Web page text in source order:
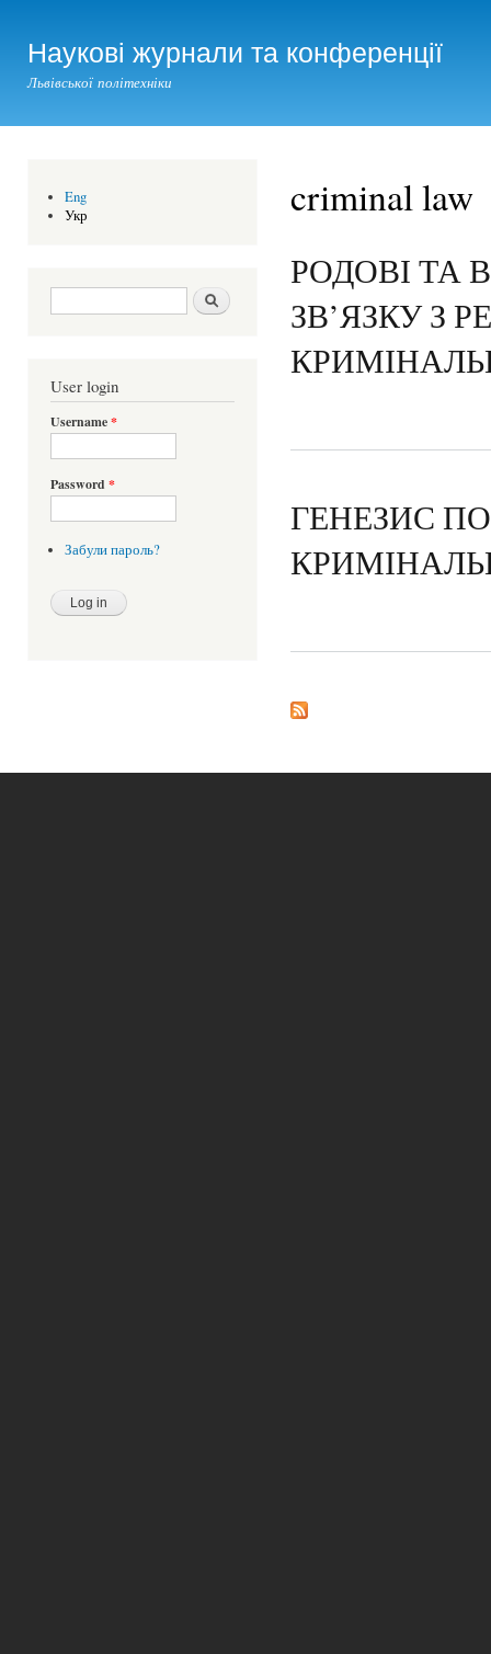
Наукові журнали та конференції
Львівської політехніки
Eng
Укр
Search form Шукати
User login
Username*
Password *
Забули пароль?
criminal law
РОДОВІ ТА
ЗВ’ЯЗКУ З
ГЕНЕЗИС